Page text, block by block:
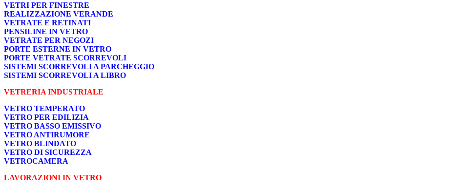
VETRI PER FINESTRE
REALIZZAZIONE VERANDE
VETRATE E RETINATI
PENSILINE IN VETRO
VETRATE PER NEGOZI
PORTE ESTERNE IN VETRO
PORTE VETRATE SCORREVOLI
SISTEMI SCORREVOLI A PARCHEGGIO
SISTEMI SCORREVOLI A LIBRO
VETRERIA INDUSTRIALE
VETRO TEMPERATO
VETRO PER EDILIZIA
VETRO BASSO EMISSIVO
VETRO ANTIRUMORE
VETRO BLINDATO
VETRO DI SICUREZZA
VETROCAMERA
LAVORAZIONI IN VETRO